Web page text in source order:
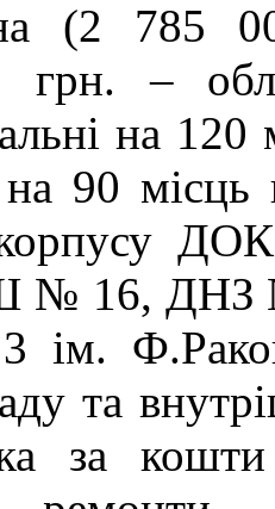
(2 785
–
на
90
№ 16, ДНЗ
ім.
та
за